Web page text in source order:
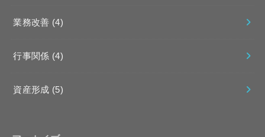
業務改善 (4)
行事関係 (4)
資産形成 (5)